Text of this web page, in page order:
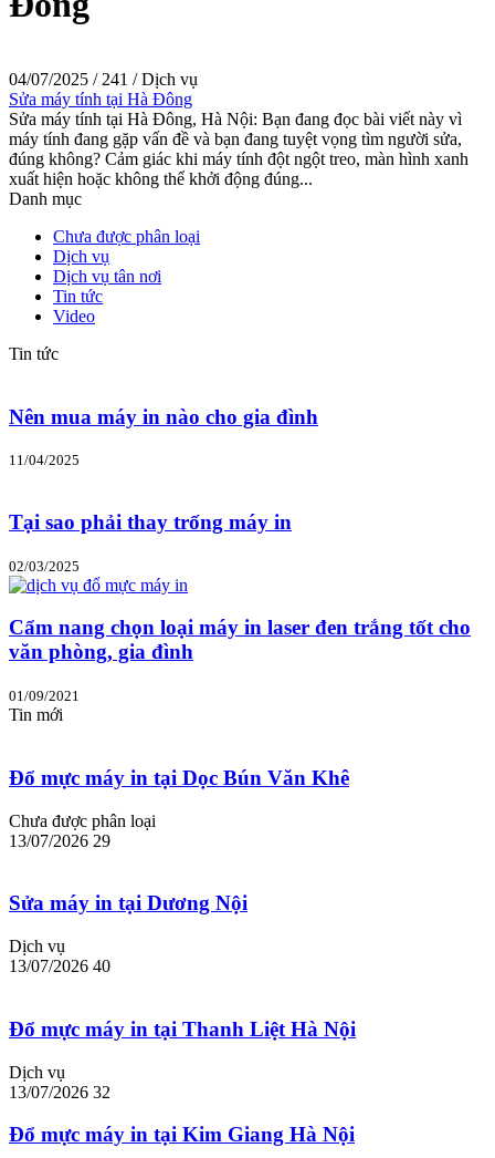
04/07/2025 / 241 /Dịch vụ
Sửa máy tính tại Hà Đông
Sửa máy tính tại Hà Đông, Hà Nội: Bạn đang đọc bài viết này vì
máy tính đang gặp vấn đề và bạn đang tuyệt vọng tìm người sửa,
đúng không? Cảm giác khi máy tính đột ngột treo, màn hình xanh
xuất hiện hoặc không thể khởi động đúng...
Danh mục
Chưa được phân loại
Dịch vụ
Dịch vụ tân nơi
Tin tức
Video
Tin tức
Nên mua máy in nào cho gia đình
11/04/2025
Tại sao phải thay trống máy in
02/03/2025
Cẩm nang chọn loại máy in laser đen trắng tốt cho
văn phòng, gia đình
01/09/2021
Tin mới
Đổ mực máy in tại Dọc Bún Văn Khê
Chưa được phân loại
13/07/2026 29
Sửa máy in tại Dương Nội
Dịch vụ
13/07/2026 40
Đổ mực máy in tại Thanh Liệt Hà Nội
Dịch vụ
13/07/2026 32
Đổ mực máy in tại Kim Giang Hà Nội